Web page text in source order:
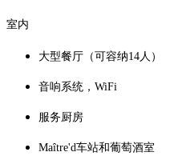
室内
大型餐厅（可容纳14人）
音响系统，WiFi
服务厨房
Maître'd车站和葡萄酒室